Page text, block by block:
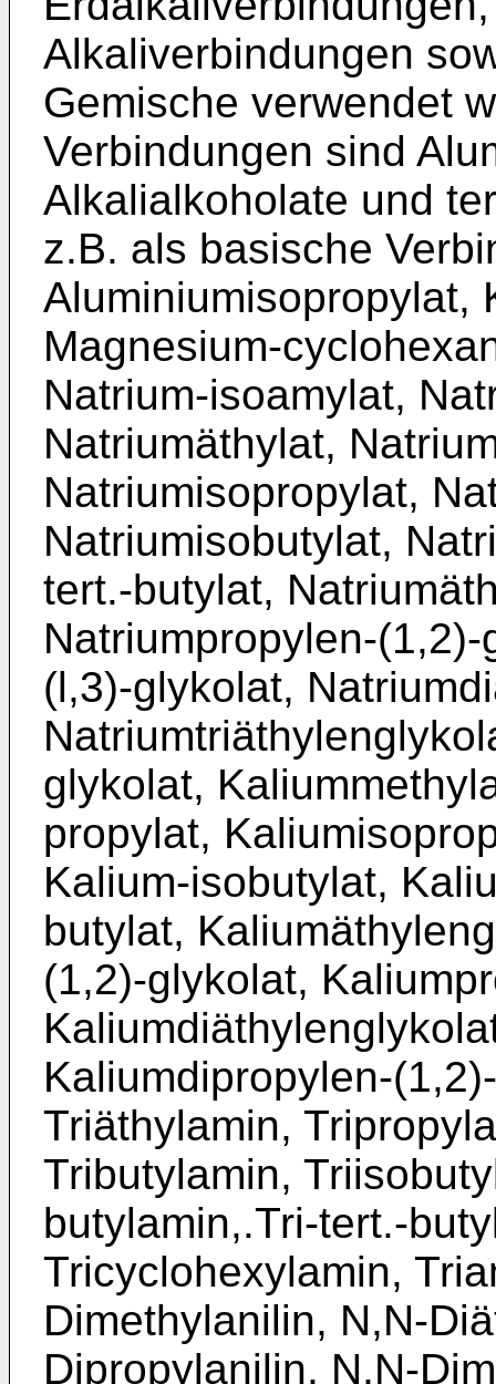
Alkaliverbindungen
Gemische verwendet
Verbindungen sind
Alkalialkoholate und
z.B. als basische
Aluminiumisopropylat,
Magnesium-
Natrium-isoamylat,
Natriumäthylat,
Natriumisopropylat,
Natriumisobutylat,
tert.-butylat,
Natriumpropylen-
(l,3)-glykolat,
glykolat,
propylat,
Kalium-isobutylat,
butylat,
(1,2)-glykolat,
Kaliumdipropylen-
Triäthylamin,
Tributylamin,
butylamin,.Tri-tert.-
Tricyclohexylamin,
Dimethylanilin, N,N-
Dipropylanilin, N,N-